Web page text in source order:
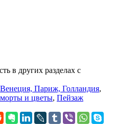
в других разделах с
Венеция, Париж, Голландия,
и цветы, Пейзаж